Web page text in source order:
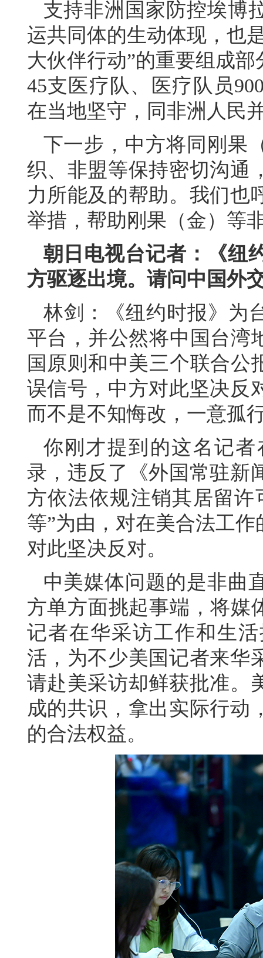
支持非洲国家防控埃博
运共同体的生动体现，也
大伙伴行动”的重要组成
45支医疗队、医疗队员
在当地坚守，同非洲人民
下一步，中方将同刚果
织、非盟等保持密切沟通
力所能及的帮助。我们也
举措，帮助刚果（金）等
朝日电视台记者：《纽
方驱逐出境。请问中国外
林剑：《纽约时报》为
平台，并公然将中国台湾
国原则和中美三个联合公
误信号，中方对此坚决反
而不是不知悔改，一意孤
你刚才提到的这名记
录，违反了《外国常驻新
方依法依规注销其居留
等”为由，对在美合法工
对此坚决反对。
中美媒体问题的是非曲
方单方面挑起事端，将媒
记者在华采访工作和生
活，为不少美国记者来华
请赴美采访却鲜获批准。
成的共识，拿出实际行动
的合法权益。